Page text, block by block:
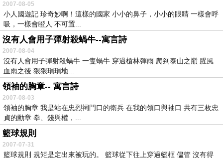
2007-08-05
小人國遊記 珍奇妙啊！這樣的國家 小小的鼻子，小小的眼睛 一樣會呼
吸，一樣會瞪人 不可置...
沒有人會用子彈射殺蝸牛--寓言詩
2007-08-04
沒有人會用子彈射殺蝸牛 一隻蝸牛 穿過槍林彈雨 爬到泰山之巔 腥風
血雨之後 猥猥瑣瑣地...
領袖的胸章-- 寓言詩
2007-08-03
領袖的胸章 我是站在忠烈祠門口的衛兵 在我的領口與袖口 共有三枚忠
貞的勳章 拳、錢與權，...
籃球規則
2007-07-31
籃球規則 規矩是定出來被玩的。 籃球從下往上穿過籃框 儘管 沒有得